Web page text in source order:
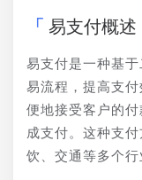
易支付概述
易支付是一种基
易流程，提高支
便地接受客户的
成支付。这种支
饮、交通等多个行